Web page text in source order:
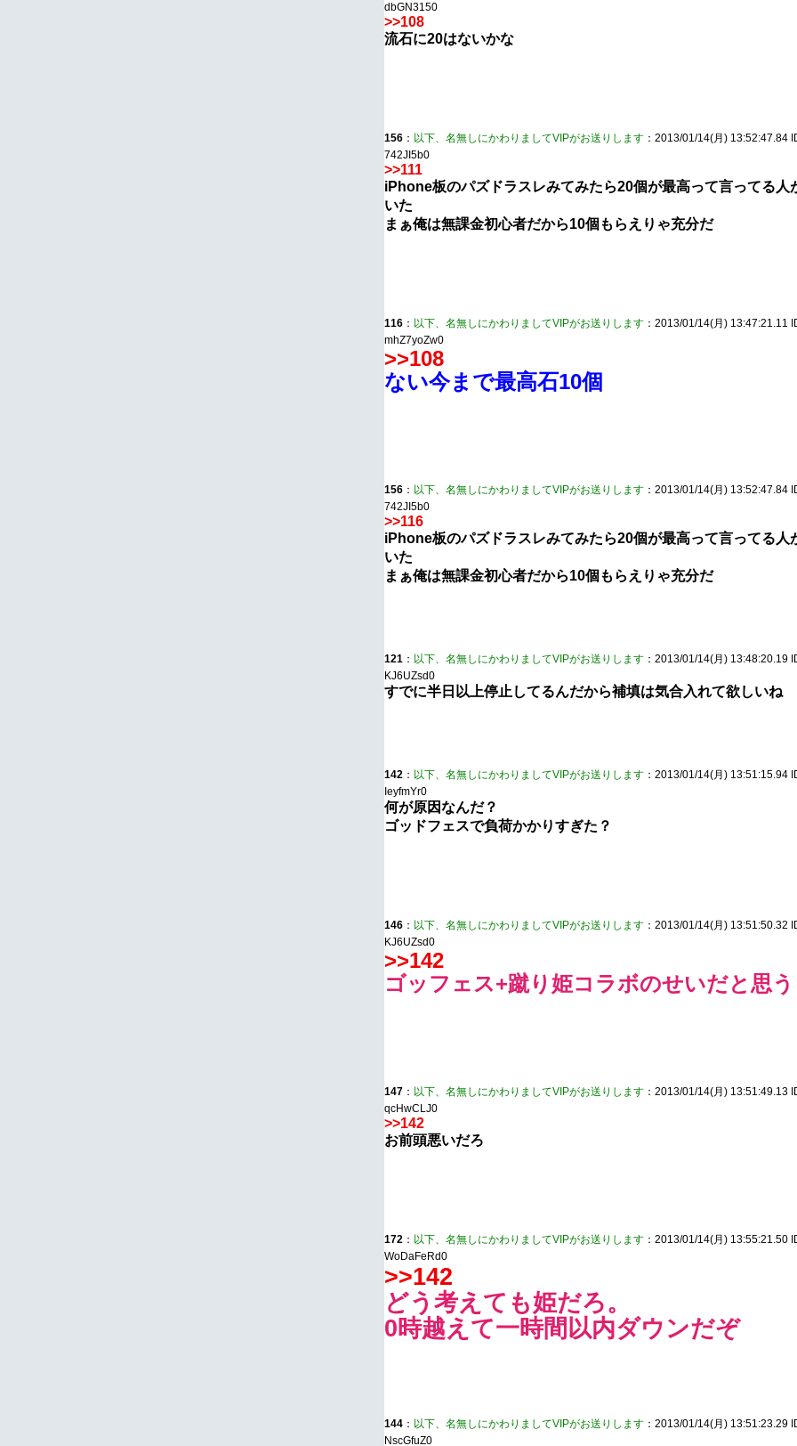
dbGN3150
>>108
流石に20はないかな
156 ： 以下、名無しにかわりましてVIPがお送りします ：2013/01/14(月) 13:52:47.84
742JI5b0
>>111
iPhone板のパズドラスレみてみたら20個が最高って言ってる人
いた
まぁ俺は無課金初心者だから10個もらえりゃ充分だ
116 ： 以下、名無しにかわりましてVIPがお送りします ：2013/01/14(月) 13:47:21.11
mhZ7yoZw0
>>108
ない今まで最高石10個
156 ： 以下、名無しにかわりましてVIPがお送りします ：2013/01/14(月) 13:52:47.84
742JI5b0
>>116
iPhone板のパズドラスレみてみたら20個が最高って言ってる人
いた
まぁ俺は無課金初心者だから10個もらえりゃ充分だ
121 ： 以下、名無しにかわりましてVIPがお送りします ：2013/01/14(月) 13:48:20.19
KJ6UZsd0
すでに半日以上停止してるんだから補填は気合入れて欲しいね
142 ： 以下、名無しにかわりましてVIPがお送りします ：2013/01/14(月) 13:51:15.94
IeyfmYr0
何が原因なんだ？
ゴッドフェスで負荷かかりすぎた？
146 ： 以下、名無しにかわりましてVIPがお送りします ：2013/01/14(月) 13:51:50.32
KJ6UZsd0
>>142
ゴッフェス+蹴り姫コラボのせいだと思う
147 ： 以下、名無しにかわりましてVIPがお送りします ：2013/01/14(月) 13:51:49.13
qcHwCLJ0
>>142
お前頭悪いだろ
172 ： 以下、名無しにかわりましてVIPがお送りします ：2013/01/14(月) 13:55:21.50
WoDaFeRd0
>>142
どう考えても姫だろ。
0時越えて一時間以内ダウンだぞ
144 ： 以下、名無しにかわりましてVIPがお送りします ：2013/01/14(月) 13:51:23.29
NscGfuZ0